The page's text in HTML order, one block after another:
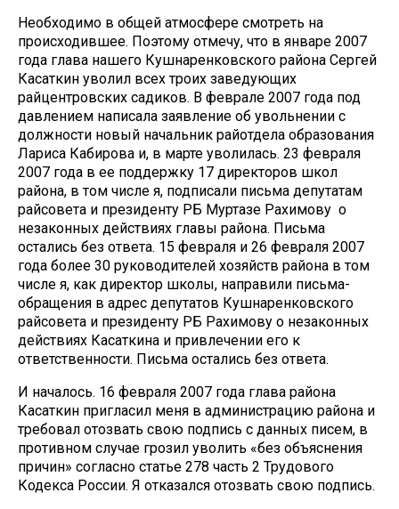
Необходимо в общей атмосфере смотреть на
происходившее. Поэтому отмечу, что в январе 2007
года глава нашего Кушнаренковского района Сергей
Касаткин уволил всех троих заведующих
райцентровских садиков. В феврале 2007 года под
давлением написала заявление об увольнении с
должности новый начальник райотдела образования
Лариса Кабирова и, в марте уволилась. 23 февраля
2007 года в ее поддержку 17 директоров школ
района, в том числе я, подписали письма депутатам
райсовета и президенту РБ Муртазе Рахимову о
незаконных действиях главы района. Письма
остались без ответа. 15 февраля и 26 февраля 2007
года более 30 руководителей хозяйств района в том
числе я, как директор школы, направили письма-
обращения в адрес депутатов Кушнаренковского
райсовета и президенту РБ Рахимову о незаконных
действиях Касаткина и привлечении его к
ответственности. Письма остались без ответа.
И началось. 16 февраля 2007 года глава района
Касаткин пригласил меня в администрацию района и
требовал отозвать свою подпись с данных писем, в
противном случае грозил уволить «без объяснения
причин» согласно статье 278 часть 2 Трудового
Кодекса России. Я отказался отозвать свою подпись.